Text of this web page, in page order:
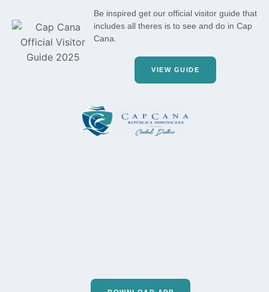
Be inspired get our official visitor guide that
includes all theres is to see and do in Cap
Cana.
VIEW GUIDE